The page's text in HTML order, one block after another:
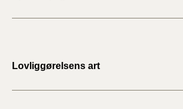
Lovliggørelsens art